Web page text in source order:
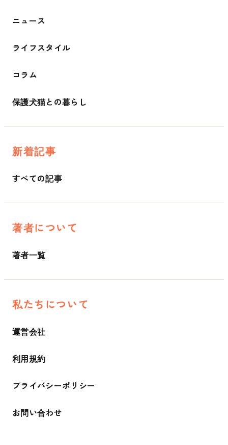
ニュース
ライフスタイル
コラム
保護犬猫との暮らし
新着記事
すべての記事
著者について
著者一覧
私たちについて
運営会社
利用規約
プライバシーポリシー
お問い合わせ